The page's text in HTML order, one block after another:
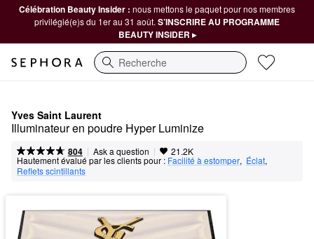
Célébration Beauty Insider : nous mettons le paquet pour nos membres
privilégié(e)s du 1er au 31 août. S’INSCRIRE AU PROGRAMME
BEAUTY INSIDER ▸
Recherche
Yves Saint Laurent
Illuminateur en poudre Hyper Luminize
804 | Ask a question | 21.2K
Hautement évalué par les clients pour : Facilité à estomper, Éclat,
Reflets scintillants